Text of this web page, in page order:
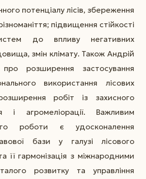
потенціалу лісів, збереження
підвищення стійкості
до впливу негативних
змін клімату. Також Андрій
розширення застосування
використання лісових
робіт із захисного
і агромеліорації. Важливим
роботи є удосконалення
бази у галузі лісового
її гармонізація з міжнародними
розвитку та управління